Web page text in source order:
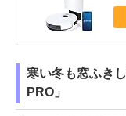
寒い冬も窓ふき
PRO」